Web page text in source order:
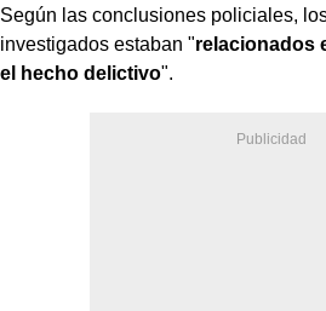
Según las conclusiones policiales,
investigados estaban "relacionados
el hecho delictivo".